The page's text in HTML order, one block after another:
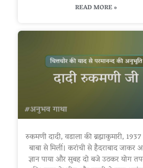
READ MORE »
रुकमणी दादी, वडाला की ब्रह्माकुमारी,
बाबा से मिलीं। करांची से हैदराबाद जाकर
ज्ञान पाया और सुबह दो बजे उठकर योग